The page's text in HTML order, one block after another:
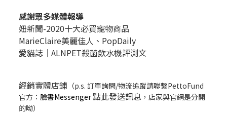
感謝眾多媒體報導
妞新聞-2020十大必買寵物商品
MarieClaire美麗佳人、 PopDaily
愛貓誌｜ALNPET殺菌飲水機評測文
經銷實體店鋪 （p.s. 訂單詢問/物流追蹤請聯繫PettoFund
官方： 臉書Messenger點此發送訊息 ，店家與官網是分開
的呦）